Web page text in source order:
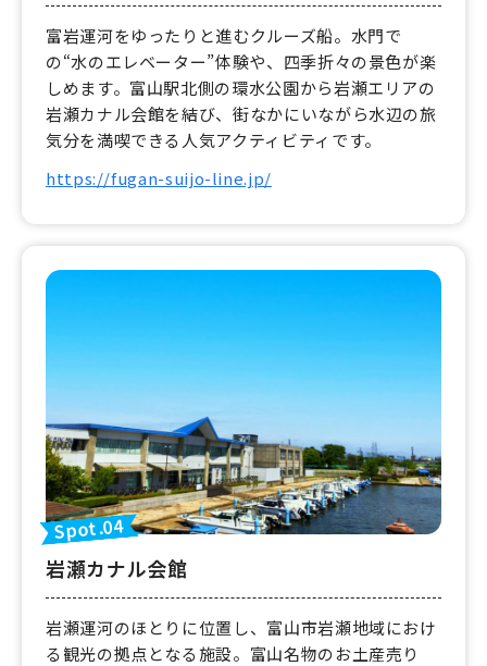
富岩運河をゆったりと進むクルーズ船。水門で
の“水のエレベーター”体験や、四季折々の景色が楽
しめます。富山駅北側の環水公園から岩瀬エリアの
岩瀬カナル会館を結び、街なかにいながら水辺の旅
気分を満喫できる人気アクティビティです。
https://fugan-suijo-line.jp/
Spot.04
岩瀬カナル会館
岩瀬運河のほとりに位置し、富山市岩瀬地域におけ
る観光の拠点となる施設。富山名物のお土産売り